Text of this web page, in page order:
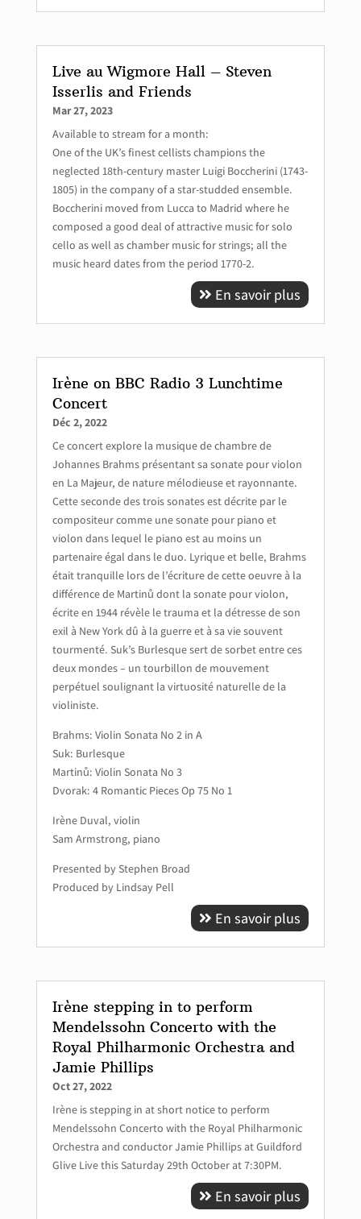
Live au Wigmore Hall – Steven
Isserlis and Friends
Mar 27, 2023
Available to stream for a month:
One of the UK’s finest cellists champions the
neglected 18th-century master Luigi Boccherini (1743-
1805) in the company of a star-studded ensemble.
Boccherini moved from Lucca to Madrid where he
composed a good deal of attractive music for solo
cello as well as chamber music for strings; all the
music heard dates from the period 1770-2.
En savoir plus
Irène on BBC Radio 3 Lunchtime
Concert
Déc 2, 2022
Ce concert explore la musique de chambre de
Johannes Brahms présentant sa sonate pour violon
en La Majeur, de nature mélodieuse et rayonnante.
Cette seconde des trois sonates est décrite par le
compositeur comme une sonate pour piano et
violon dans lequel le piano est au moins un
partenaire égal dans le duo. Lyrique et belle, Brahms
était tranquille lors de l’écriture de cette oeuvre à la
différence de Martinů dont la sonate pour violon,
écrite en 1944 révèle le trauma et la détresse de son
exil à New York dû à la guerre et à sa vie souvent
tourmenté. Suk’s Burlesque sert de sorbet entre ces
deux mondes – un tourbillon de mouvement
perpétuel soulignant la virtuosité naturelle de la
violiniste.
Brahms: Violin Sonata No 2 in A
Suk: Burlesque
Martinů: Violin Sonata No 3
Dvorak: 4 Romantic Pieces Op 75 No 1
Irène Duval, violin
Sam Armstrong, piano
Presented by Stephen Broad
Produced by Lindsay Pell
En savoir plus
Irène stepping in to perform
Mendelssohn Concerto with the
Royal Philharmonic Orchestra and
Jamie Phillips
Oct 27, 2022
Irène is stepping in at short notice to perform
Mendelssohn Concerto with the Royal Philharmonic
Orchestra and conductor Jamie Phillips at Guildford
Glive Live this Saturday 29th October at 7:30PM.
En savoir plus